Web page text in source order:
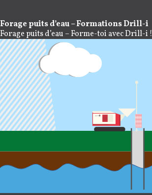
Forage puits d’eau – Formations Drill-i
Forage puits d’eau – Forme-toi avec Drill-i !